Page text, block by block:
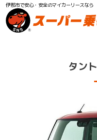
伊那市で安心・安全のマイカーリースなら
タン